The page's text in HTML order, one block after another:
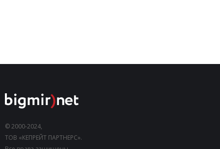
© 2000-2024,
ТОВ «КЕПРЕЙТ ПАРТНЕРС».